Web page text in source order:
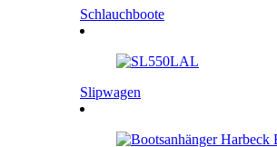
Schlauchboote
Slipwagen